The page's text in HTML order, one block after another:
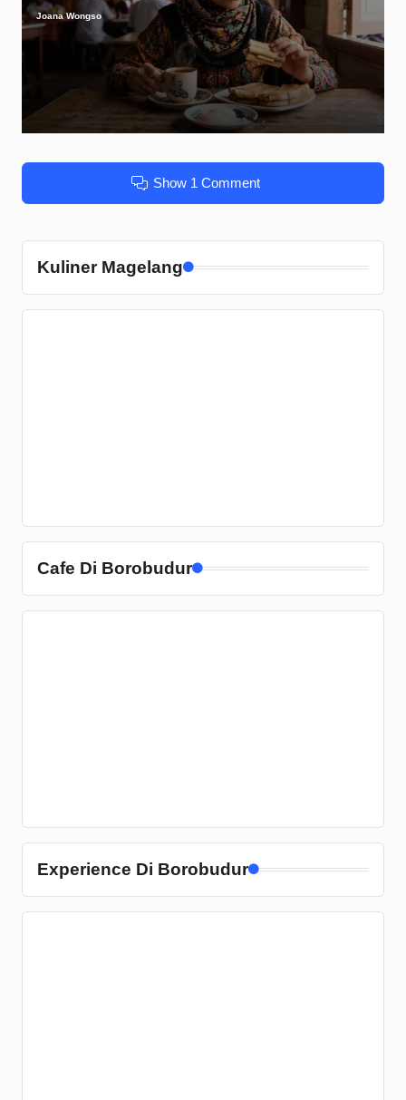
Posted
Joana Wongso
Show 1 Comment
Kuliner Magelang
Cafe Di Borobudur
Experience Di Borobudur